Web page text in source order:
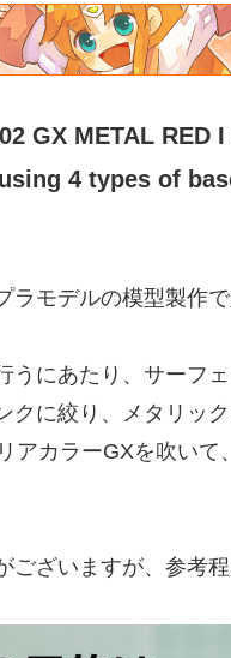
GX METAL RED
4 types of
ラモデルの模型製作
うにあたり、サーフ
クに絞り、メタリッ
アカラーGXを吹い
ざいますが、参考